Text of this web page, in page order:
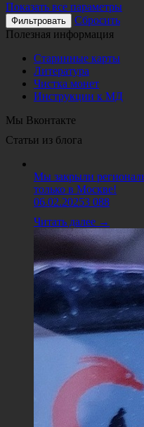
Показать все параметры
Сбросить
Полезная информация
Старинные карты
Литература
Чистка монет
Инструкции к МД
Мы Вконтакте
Статьи из блога
Мы закрыли
только в Москве!
06.02.20253 088
Читать далее →